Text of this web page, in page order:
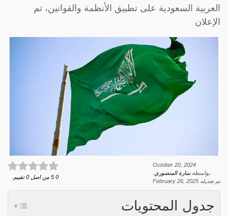
العربية السعودية على تطبيق الأنظمة والقوانين، تم
الإعلان
October 20, 2024
بواسطةسارة المنصوري
تم تعديله February 26, 2025
0
5 من اصل 0 تقييم.
جدول المحتويات